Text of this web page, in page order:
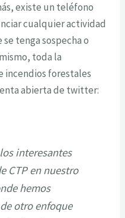
existe un teléfono
cualquier actividad
tenga sospecha o
toda la
incendios forestales
abierta de twitter:
interesantes
CTP en nuestro
hemos
otro enfoque